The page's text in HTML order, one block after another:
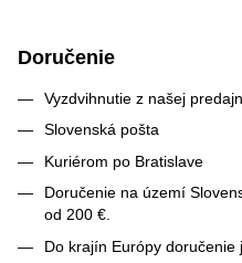
Doručenie
Vyzdvihnutie z našej
Slovenská pošta
Kuriérom po Bratislave
Doručenie na území
od 200 €.
Do krajín Európy doručenie